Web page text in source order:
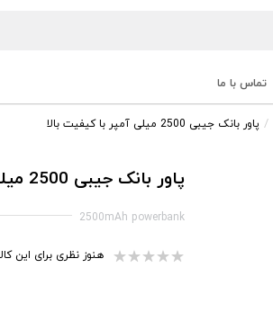
تماس با ما
پاور بانک جیبی 2500 میلی آمپر با کیفیت بالا
پاور بانک جیبی 2500 میلی آمپر با کیفیت بالا
2500mAh powerbank
هنوز نظری برای این